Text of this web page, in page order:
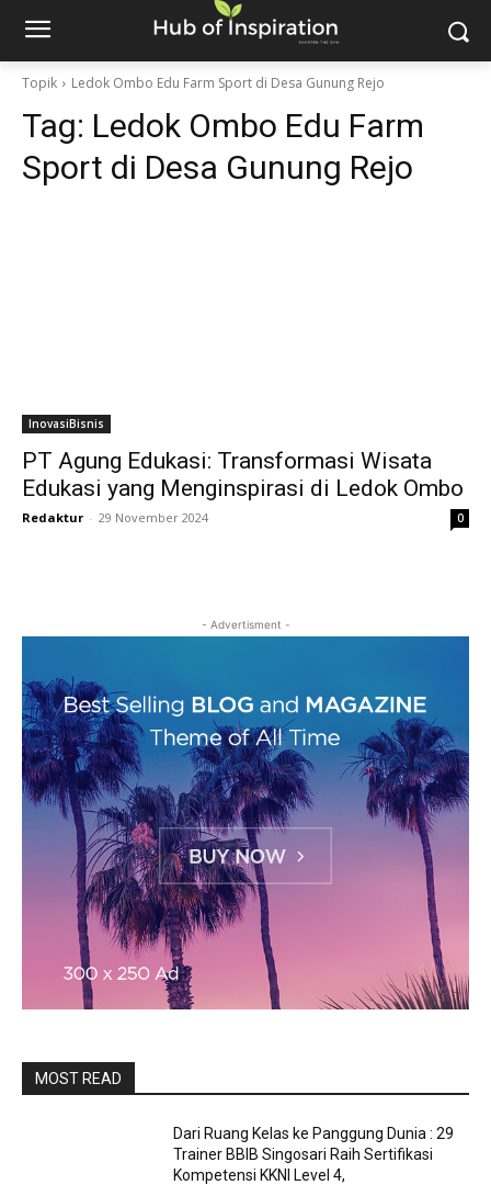
Topik Ledok Ombo Edu Farm Sport di Desa Gunung Rejo
Tag: Ledok Ombo Edu Farm
Sport di Desa Gunung Rejo
InovasiBisnis
PT Agung Edukasi: Transformasi Wisata
Edukasi yang Menginspirasi di Ledok Ombo
Redaktur - 29 November 2024 0
- Advertisment -
MOST READ
Dari Ruang Kelas ke Panggung Dunia : 29
Trainer BBIB Singosari Raih Sertifikasi
Kompetensi KKNI Level 4,